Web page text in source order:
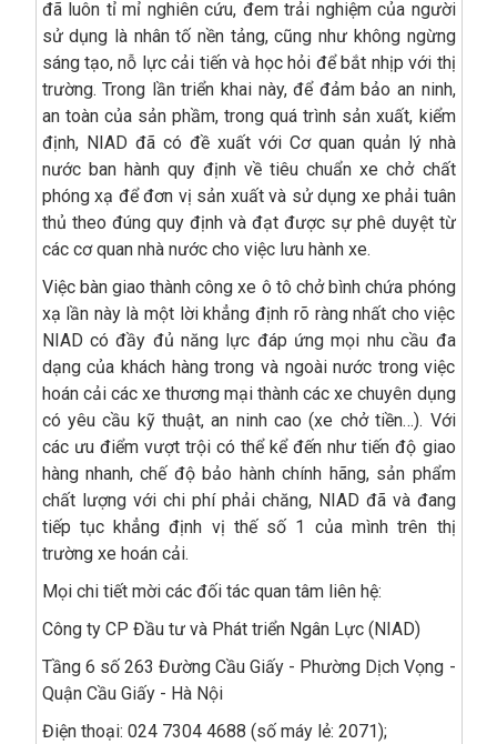
đã luôn tỉ mỉ nghiên cứu, đem trải nghiệm của người
sử dụng là nhân tố nền tảng, cũng như không ngừng
sáng tạo, nỗ lực cải tiến và học hỏi để bắt nhịp với thị
trường. Trong lần triển khai này, để đảm bảo an ninh,
an toàn của sản phầm, trong quá trình sản xuất, kiểm
định, NIAD đã có đề xuất với Cơ quan quản lý nhà
nước ban hành quy định về tiêu chuẩn xe chở chất
phóng xạ để đơn vị sản xuất và sử dụng xe phải tuân
thủ theo đúng quy định và đạt được sự phê duyệt từ
các cơ quan nhà nước cho việc lưu hành xe.
Việc bàn giao thành công xe ô tô chở bình chứa phóng
xạ lần này là một lời khẳng định rõ ràng nhất cho việc
NIAD có đầy đủ năng lực đáp ứng mọi nhu cầu đa
dạng của khách hàng trong và ngoài nước trong việc
hoán cải các xe thương mại thành các xe chuyên dụng
có yêu cầu kỹ thuật, an ninh cao (xe chở tiền…). Với
các ưu điểm vượt trội có thể kể đến như tiến độ giao
hàng nhanh, chế độ bảo hành chính hãng, sản phẩm
chất lượng với chi phí phải chăng, NIAD đã và đang
tiếp tục khẳng định vị thế số 1 của mình trên thị
trường xe hoán cải.
Mọi chi tiết mời các đối tác quan tâm liên hệ:
Công ty CP Đầu tư và Phát triển Ngân Lực (NIAD)
Tầng 6 số 263 Đường Cầu Giấy - Phường Dịch Vọng -
Quận Cầu Giấy - Hà Nội
Điện thoại: 024 7304 4688 (số máy lẻ: 2071);